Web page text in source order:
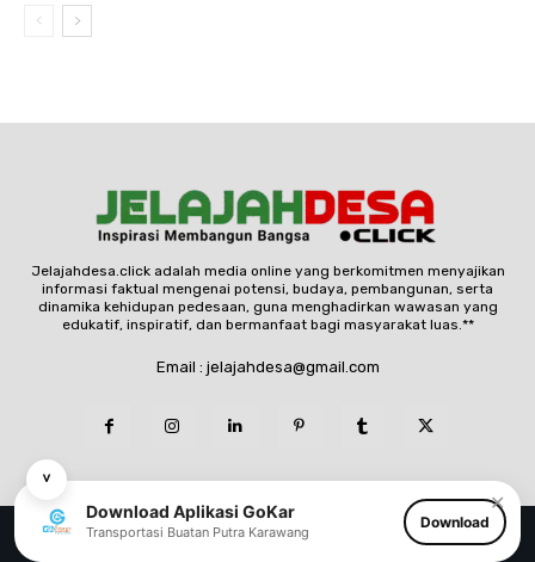
˅
✕
Download Aplikasi GoKar
Transportasi Buatan Putra Karawang
Download
Jelajahdesa.click adalah media online yang berkomitmen menyajikan
informasi faktual mengenai potensi, budaya, pembangunan, serta
dinamika kehidupan pedesaan, guna menghadirkan wawasan yang
edukatif, inspiratif, dan bermanfaat bagi masyarakat luas.**
Email : jelajahdesa@gmail.com
© Copyright - jelajahdesa.click